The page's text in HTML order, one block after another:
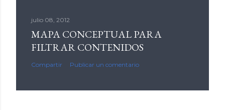
julio 08, 2012
MAPA CONCEPTUAL PARA
FILTRAR CONTENIDOS
Compartir Publicar un comentario